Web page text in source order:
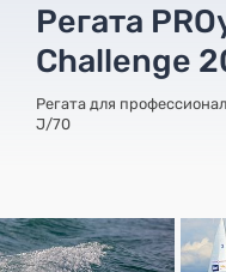
Регата
Challenge
Регата для
J/70